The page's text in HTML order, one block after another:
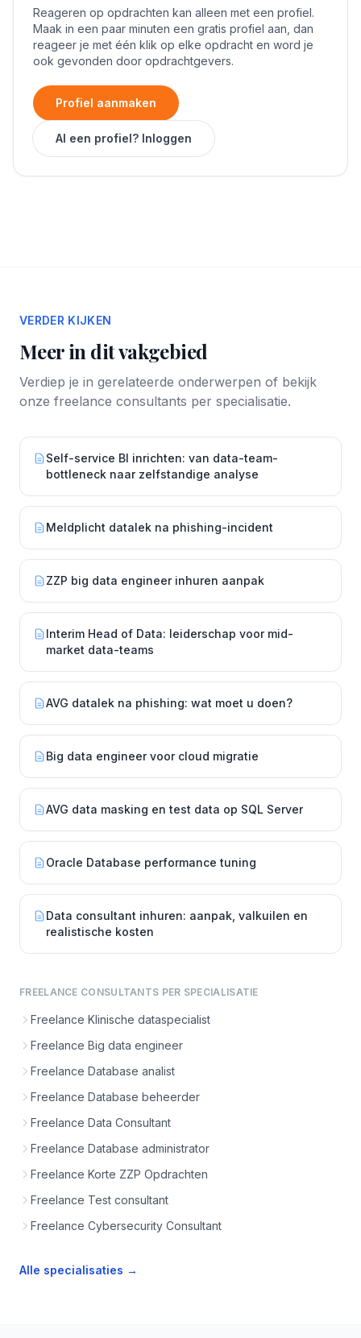
Reageren op opdrachten kan alleen met een profiel.
Maak in een paar minuten een gratis profiel aan, dan
reageer je met één klik op elke opdracht en word je
ook gevonden door opdrachtgevers.
Profiel aanmaken
Al een profiel? Inloggen
VERDER KIJKEN
Meer in dit vakgebied
Verdiep je in gerelateerde onderwerpen of bekijk
onze freelance consultants per specialisatie.
Self-service BI inrichten: van data-team-
bottleneck naar zelfstandige analyse
Meldplicht datalek na phishing-incident
ZZP big data engineer inhuren aanpak
Interim Head of Data: leiderschap voor mid-
market data-teams
AVG datalek na phishing: wat moet u doen?
Big data engineer voor cloud migratie
AVG data masking en test data op SQL Server
Oracle Database performance tuning
Data consultant inhuren: aanpak, valkuilen en
realistische kosten
FREELANCE CONSULTANTS PER SPECIALISATIE
Freelance Klinische dataspecialist
Freelance Big data engineer
Freelance Database analist
Freelance Database beheerder
Freelance Data Consultant
Freelance Database administrator
Freelance Korte ZZP Opdrachten
Freelance Test consultant
Freelance Cybersecurity Consultant
Alle specialisaties →